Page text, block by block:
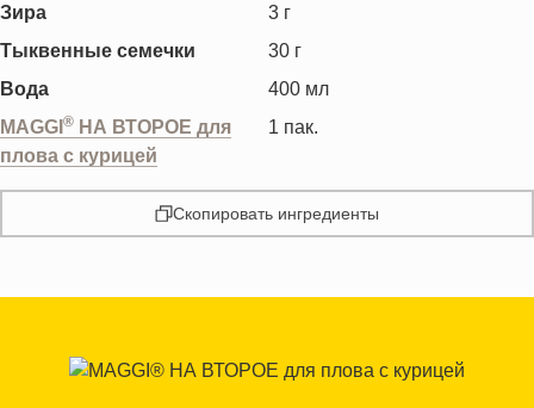
Зира
3 г
Тыквенные семечки
30 г
Вода
400 мл
MAGGI ® НА ВТОРОЕ для
плова с курицей
1 пак.
Скопировать ингредиенты